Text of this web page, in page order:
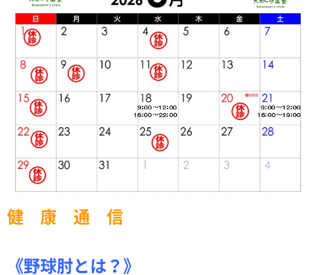
健 康 通 信
《野球肘とは？》